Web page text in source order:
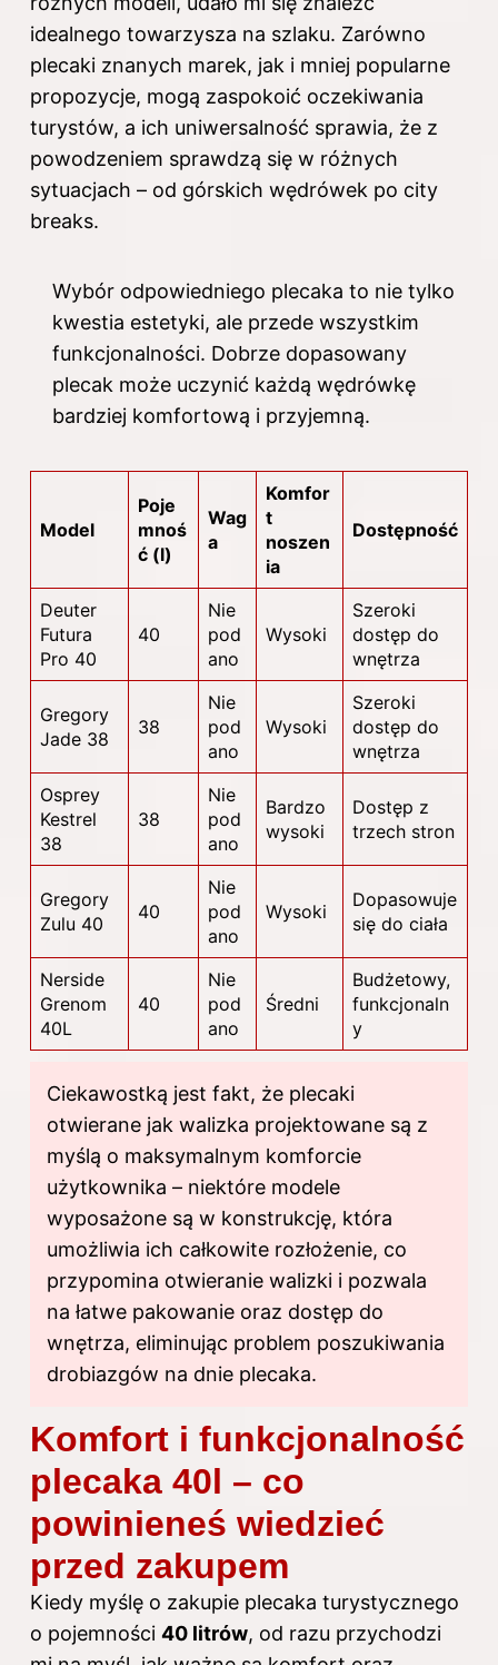
idealnego towarzysza na szlaku. Zarówno
plecaki znanych marek, jak i mniej popularne
propozycje, mogą zaspokoić oczekiwania
turystów, a ich uniwersalność sprawia, że z
powodzeniem sprawdzą się w różnych
sytuacjach – od górskich wędrówek po city
breaks.
Wybór odpowiedniego plecaka to nie tylko
kwestia estetyki, ale przede wszystkim
funkcjonalności. Dobrze dopasowany
plecak może uczynić każdą wędrówkę
bardziej komfortową i przyjemną.
Model
Poje
mnoś
ć (l)
Wag
a
Komfor
t
noszen
ia
Dostępność
Deuter
Futura
Pro 40
40
Nie
pod
ano
Wysoki
Szeroki
dostęp do
wnętrza
Gregory
Jade 38
38
Nie
pod
ano
Wysoki
Szeroki
dostęp do
wnętrza
Osprey
Kestrel
38
38
Nie
pod
ano
Bardzo
wysoki
Dostęp z
trzech stron
Gregory
Zulu 40
40
Nie
pod
ano
Wysoki
Dopasowuje
się do ciała
Nerside
Grenom
40L
40
Nie
pod
ano
Średni
Budżetowy,
funkcjonaln
y
Ciekawostką jest fakt, że plecaki
otwierane jak walizka projektowane są z
myślą o maksymalnym komforcie
użytkownika – niektóre modele
wyposażone są w konstrukcję, która
umożliwia ich całkowite rozłożenie, co
przypomina otwieranie walizki i pozwala
na łatwe pakowanie oraz dostęp do
wnętrza, eliminując problem poszukiwania
drobiazgów na dnie plecaka.
Komfort i funkcjonalność
plecaka 40l – co
powinieneś wiedzieć
przed zakupem
Kiedy myślę o zakupie plecaka turystycznego
o pojemności 40 litrów, od razu przychodzi